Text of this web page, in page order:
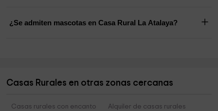
¿Se admiten mascotas en Casa Rural La Atalaya?
Casas Rurales en otras zonas cercanas
Casas rurales con encanto
Alquiler de casas rurales